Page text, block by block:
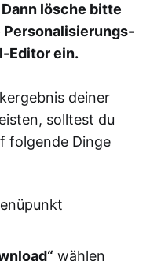
lösche bitte
Editor ein.
deiner
solltest du
folgende Dinge
wählen